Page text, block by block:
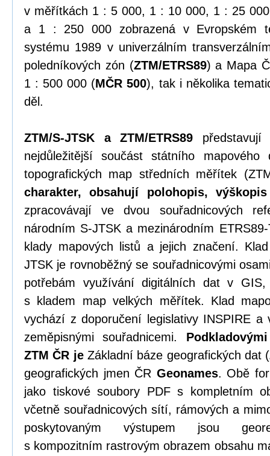
v měřítkách 1 : 5 000, 1 : 10 000, 1 : 25
a 1 : 250 000 zobrazená v Evropském
systému 1989 v univerzálním
poledníkových zón (ZTM/ETRS89) a Mapa
1 : 500 000 (MČR 500), tak i několika
děl.
ZTM/S-JTSK a ZTM/ETRS89 představují
nejdůležitější součást státního mapového
topografických map středních měřítek
charakter, obsahují polohopis,
zpracovávají ve dvou souřadnicových
národním S-JTSK a mezinárodním
klady mapových listů a jejich značení.
JTSK je rovnoběžný se souřadnicovými
potřebám využívání digitálních dat v
s kladem map velkých měřítek. Klad
vychází z doporučení legislativy INSPIRE a
zeměpisnými souřadnicemi.
ZTM ČR jeZákladní báze geografických dat (
geografických jmen ČR Geonames. Obě
jako tiskové soubory PDF s kompletním
včetně souřadnicových sítí, rámových a
poskytovaným výstupem jsou
s kompozitním rastrovým obrazem obsahu